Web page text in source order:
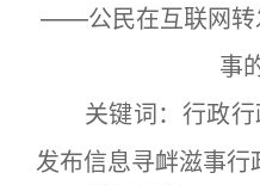
——公民在互联网转
事
关键词：行政行
发布信息寻衅滋事行